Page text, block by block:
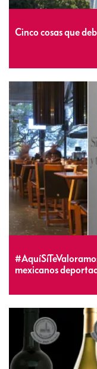
Cinco cosas que
mexicanos